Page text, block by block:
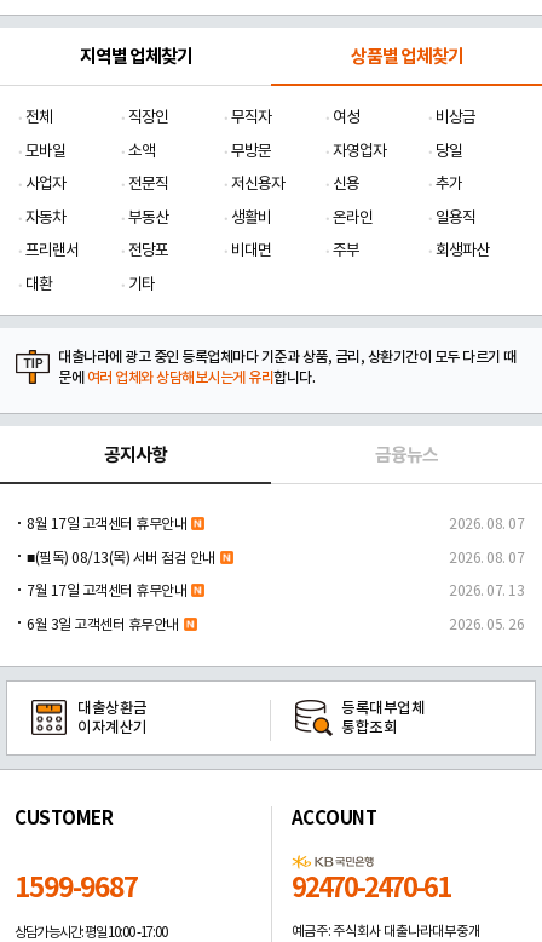
지역별 업체찾기 상품별 업체찾기
전체 직장인 무직자 여성
비상금
모바일
소액 무방문 자영업자
당일
사업자
전문직 저신용자 신용
추가
자동차
부동산 생활비 온라인
일용직
프리랜서
전당포 비대면 주부
회생파산
대환
기타
대출나라에 광고 중인 등록업체마다 기준과 상품, 금리, 상환기간이 모두 다르기 때
문에 여러 업체와 상담해보시는게 유리합니다.
공지사항 금융뉴스
8월 17일 고객센터 휴무안내 2026. 08. 07
■(필독) 08/13(목) 서버 점검 안내 2026. 08. 07
7월 17일 고객센터 휴무안내 2026. 07. 13
6월 3일 고객센터 휴무안내 2026. 05. 26
대출상환금
이자계산기
등록대부업체
통합조회
CUSTOMER
1599-9687
상담가능시간: 평일10:00 -17:00
ACCOUNT
92470-2470-61
예금주: 주식회사 대출나라대부중개